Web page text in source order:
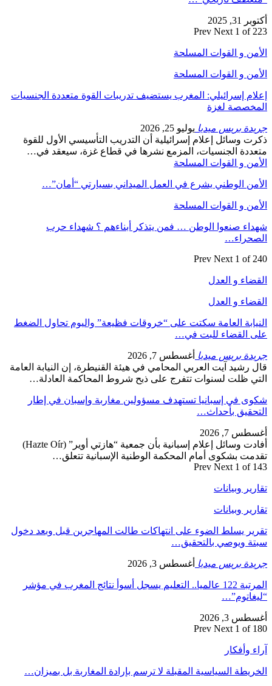
أكتوبر 31, 2025
Prev Next 1 of 223
الأمن و القوات المسلحة
الأمن و القوات المسلحة
إعلام إسرائيلي: المغرب يستضيف تدريبات القوة متعددة الجنسيات
المخصصة لغزة
جريدة بريس ميديا يوليو 25, 2026
ذكرت وسائل إعلام إسرائيلية أن التدريب التأسيسي الأول للقوة
متعددة الجنسيات، المزمع نشرها في قطاع غزة، سيعقد في…
الأمن و القوات المسلحة
الأمن الوطني يشرع في العمل الميداني بسيارتي “أمان”…
الأمن و القوات المسلحة
شهداء صنعوا الوطن … فمن يتذكر أبناءهم ؟ شهداء حرب
الصحراء…
Prev Next 1 of 240
القضاء و العدل
القضاء و العدل
النيابة العامة سكتت على “خروقات فظيعة” واليوم تحاول الضغط
على القضاء للبت في…
جريدة بريس ميديا أغسطس 7, 2026
قال رشيد آيت العربي المحامي في هيئة القنيطرة، إن النيابة العامة
التي ظلت لسنوات تتفرج على ذبح شروط المحاكمة العادلة…
شكوى في إسبانيا تستهدف مسؤولين مغاربة وإسبان في إطار
التحقيق بأحداث…
أغسطس 7, 2026
أفادت وسائل إعلام إسبانية بأن جمعية “هازتي أوير” (Hazte Oír)
تقدمت بشكوى أمام المحكمة الوطنية الإسبانية تتعلق…
Prev Next 1 of 143
تقارير وبيانات
تقارير وبيانات
تقرير يسلط الضوء على انتهاكات طالت المهاجرين قبل وبعد دخول
سبتة ويوصي بالتحقيق…
جريدة بريس ميديا أغسطس 3, 2026
المرتبة 122 عالميا.. التعليم يسجل أسوأ نتائج المغرب في مؤشر
“ليغاتوم”…
أغسطس 3, 2026
Prev Next 1 of 180
آراء وأفكار
الخريطة السياسية المقبلة لا ترسم بإرادة المغاربة بل بميزان…